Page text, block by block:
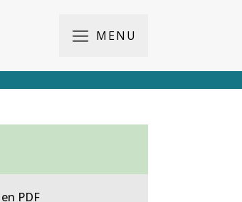
MENU
PDF